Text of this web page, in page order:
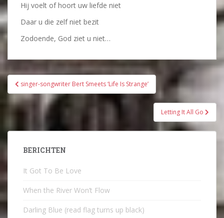
Hij voelt of hoort uw liefde niet
Daar u die zelf niet bezit
Zodoende, God ziet u niet…
Bericht
navigatie
singer-songwriter Bert Smeets ‘Life Is Strange’
Letting It All Go
BERICHTEN
It Got To Be Love
When the River Won’t Flow
Darling Blue (read flag turns up black)